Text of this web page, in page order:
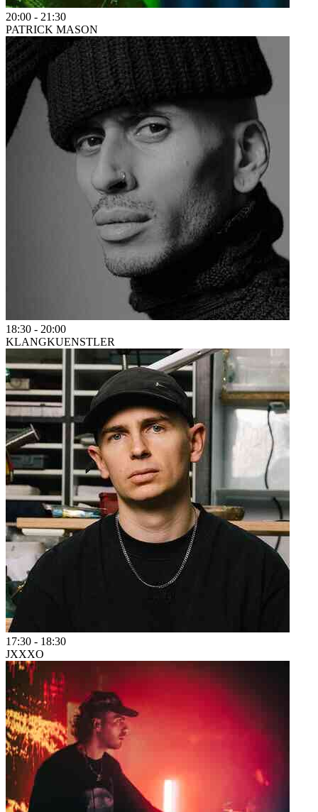
20:00 - 21:30
PATRICK MASON
18:30 - 20:00
KLANGKUENSTLER
17:30 - 18:30
JXXXO